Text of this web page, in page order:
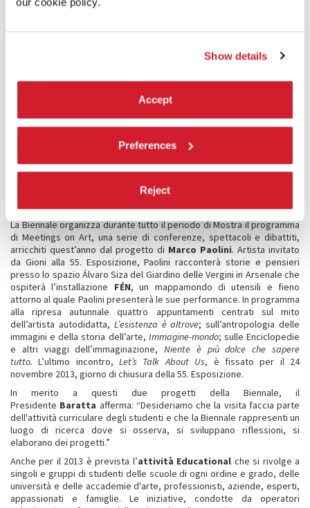
Show details
Accept
Preferences
Reject
successo degli anni precedenti, il progetto Biennale Sessions che la
formazione nel campo delle arti o nei campi affini, Università e
a visite di tre giorni da loro organizzate per gruppi di almeno 50 tra
studenti e docenti, con vitto a prezzo di favore, la possibilità di
organizzare seminari in luoghi di mostra offerti gratis, assistenza
all'organizzazione del viaggio e soggiorno. Al progetto hanno finora
Università internazionali, di cui 5 italiane e 13 straniere,
altre 12 sono in via di formalizzazione.
MEETINGS ON ART
La Biennale organizza durante tutto il periodo di Mostra il programma
di Meetings on Art, una serie di conferenze, spettacoli e dibattiti,
arricchiti quest’anno dal progetto di Marco Paolini. Artista invitato
da Gioni alla 55. Esposizione, Paolini racconterà storie e pensieri
presso lo spazio Álvaro Siza del Giardino delle Vergini in Arsenale che
ospiterà l’installazione FÉN, un mappamondo di utensili e fieno
attorno al quale Paolini presenterà le sue performance. In programma
alla ripresa autunnale quattro appuntamenti centrati sul mito
dell’artista autodidatta, L’esistenza è altrove; sull’antropologia delle
immagini e della storia dell’arte, Immagine-mondo; sulle Enciclopedie
e altri viaggi dell’immaginazione,Niente è più dolce che sapere
tutto. L’ultimo incontro,Let’s Talk About Us, è fissato per il 24
novembre 2013, giorno di chiusura della 55. Esposizione.
In merito a questi due progetti della Biennale, il
Presidente Baratta afferma: “Desideriamo che la visita faccia parte
dell'attività curriculare degli studenti e che la Biennale rappresenti un
luogo di ricerca dove si osserva, si sviluppano riflessioni, si
elaborano dei progetti.”
Anche per il 2013 è prevista l’attività Educational che si rivolge a
singoli e gruppi di studenti delle scuole di ogni ordine e grado, delle
università e delle accademie d'arte, professionisti, aziende, esperti,
appassionati e famiglie. Le iniziative, condotte da operatori